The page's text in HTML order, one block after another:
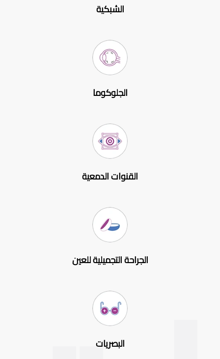
الشبكية
الجلوكوما
القنوات الدمعية
الجراحة التجميلية للعين
البصريات